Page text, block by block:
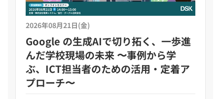
2026年08月21日(金)
Google の生成AIで切り拓く、一歩進
んだ学校現場の未来 〜事例から学
ぶ、ICT担当者のための活用・定着ア
プローチ〜